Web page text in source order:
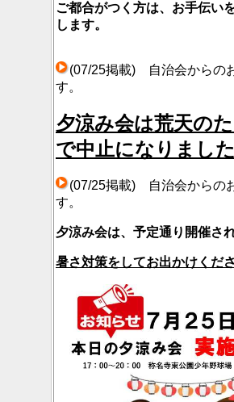
ご都合がつく方は、お手伝い
します。
(07/25掲載) 自治会からの
す。
夕涼み会は荒天の
で中止になりました
(07/25掲載) 自治会からの
す。
夕涼み会は、予定通り開催され
暑さ対策をしてお出かけくださ